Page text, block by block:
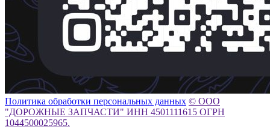
Политика обработки персональных данных © ООО
"ДОРОЖНЫЕ ЗАПЧАСТИ" ИНН 4501111615 ОГРН
1044500025965.